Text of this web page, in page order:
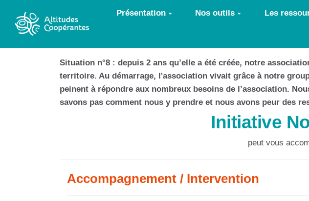
Aller au contenu principal Présentation Nos outils Les
Situation n°8 : depuis 2 ans qu’elle a été créée, notre
territoire. Au démarrage, l'association vivait grâce à notre
peinent à répondre aux nombreux besoins de l’association.
savons pas comment nous y prendre et nous avons peur des
Initiative
peut vous
Accompagnement / Intervention